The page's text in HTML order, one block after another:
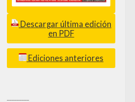
Descargar última edición
en PDF
Ediciones anteriores